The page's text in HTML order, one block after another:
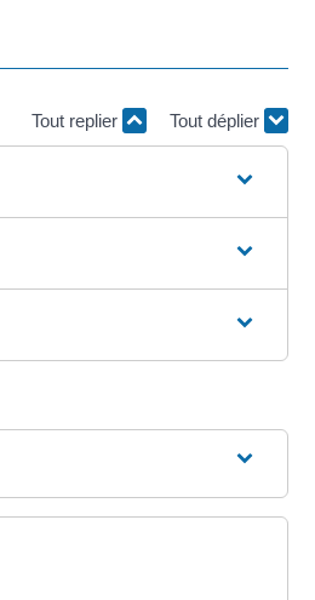
Tout replier Tout déplier